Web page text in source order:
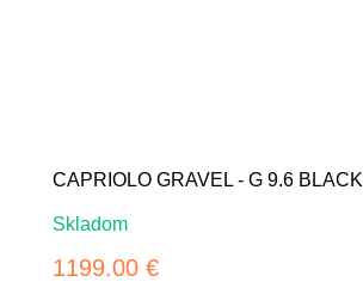
CAPRIOLO GRAVEL - G 9.6 BLACK
Skladom
1199.00 €